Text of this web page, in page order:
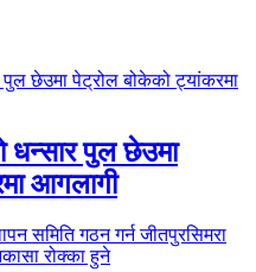
पुल छेउमा
आगलागी